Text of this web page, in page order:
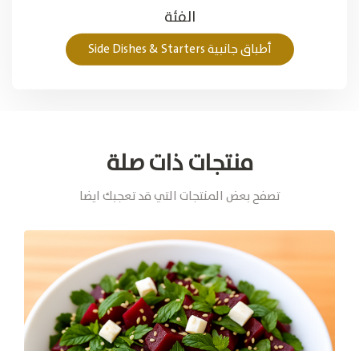
الفئة
أطباق جانبية Side Dishes & Starters
منتجات ذات صلة
تصفح بعض المنتجات التي قد تعجبك ايضا